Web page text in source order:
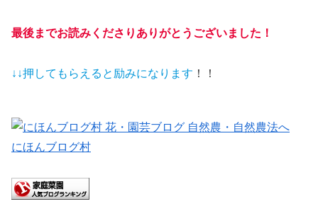
最後までお読みくださりありがとうございました！
↓↓押してもらえると 励みになります ！！
にほんブログ村